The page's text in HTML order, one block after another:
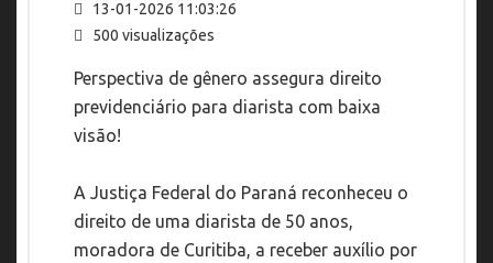
13-01-2026 11:03:26
500 visualizações
Perspectiva de gênero assegura direito
previdenciário para diarista com baixa
visão!
A Justiça Federal do Paraná reconheceu o
direito de uma diarista de 50 anos,
moradora de Curitiba, a receber auxílio por